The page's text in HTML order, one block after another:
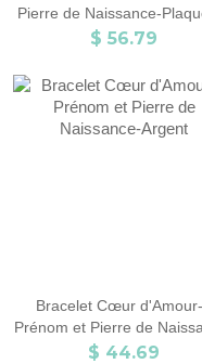
Pierre de Naissance-
$ 56.79
Bracelet Cœur
Prénom et Pierre de
Argent
$ 44.69